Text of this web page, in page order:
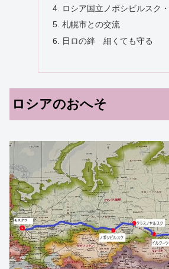
ロシア国立ノボシビルスク
札幌市との交流
日ロの絆 細くても守る
ロシアのおへそ